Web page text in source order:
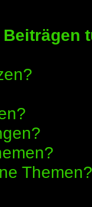
Themen?